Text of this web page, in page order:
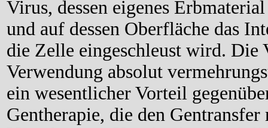
Virus, dessen eigenes
und auf dessen Oberfläche das
die Zelle eingeschleust wird. Die
Verwendung absolut
ein wesentlicher Vorteil
Gentherapie, die den